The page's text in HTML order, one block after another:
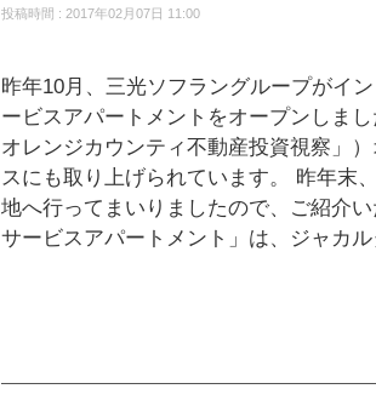
投稿時間 : 2017年02月07日 11:00
昨年10月、三光ソフラングループがイ
ービスアパートメントをオープンしま
オレンジカウンティ不動産投資視察」
スにも取り上げられています。 昨年末
地へ行ってまいりましたので、ご紹介
サービスアパートメント」は、ジャカ